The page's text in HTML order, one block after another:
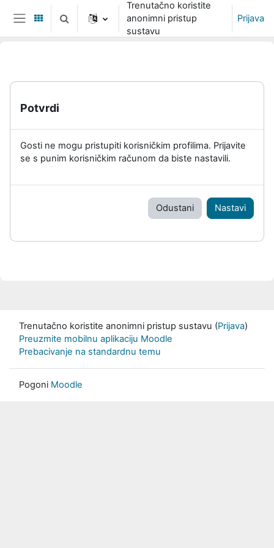
Preskoči na sadržaj
Bočni panel
Toggle search input
Trenutačno koristite
anonimni pristup
sustavu
Prijava
Potvrdi
Gosti ne mogu pristupiti korisničkim profilima. Prijavite
se s punim korisničkim računom da biste nastavili.
Odustani Nastavi
Trenutačno koristite anonimni pristup sustavu (Prijava)
Preuzmite mobilnu aplikaciju Moodle
Prebacivanje na standardnu temu
Pogoni Moodle